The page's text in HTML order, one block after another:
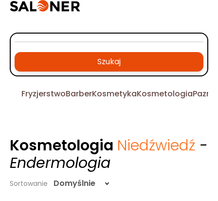
Szukaj
FryzjerstwoBarberKosmetykaKosmetologia
Kosmetologia Niedźwiedź -
Endermologia
Sortowanie Domyślnie